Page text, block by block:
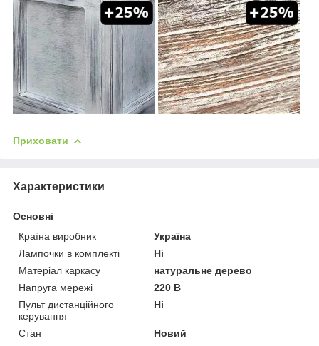
Приховати
Характеристики
Основні
Країна виробник
Україна
Лампочки в комплекті
Ні
Матеріал каркасу
натуральне дерево
Напруга мережі
220 В
Пульт дистанційного
керування
Ні
Стан
Новий